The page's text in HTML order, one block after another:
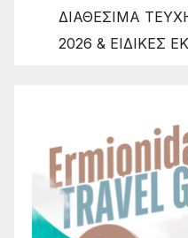
ΔΙΑΘΕΣΙΜΑ
2026 & ΕΙΔΙΚΕΣ